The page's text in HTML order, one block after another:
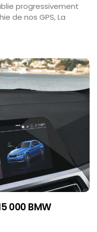
progressivement
de nos GPS, La
000 BMW